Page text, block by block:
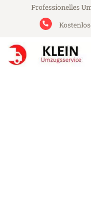
Professionelles